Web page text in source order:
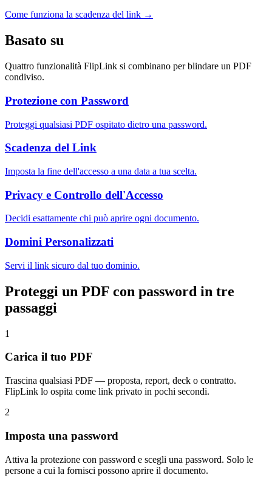
Come funziona la scadenza del link →
Basato su
Quattro funzionalità FlipLink si combinano per blindare un PDF
condiviso.
Protezione con Password
Proteggi qualsiasi PDF ospitato dietro una password.
Scadenza del Link
Imposta la fine dell'accesso a una data a tua scelta.
Privacy e Controllo dell'Accesso
Decidi esattamente chi può aprire ogni documento.
Domini Personalizzati
Servi il link sicuro dal tuo dominio.
Proteggi un PDF con password in tre
passaggi
1
Carica il tuo PDF
Trascina qualsiasi PDF — proposta, report, deck o contratto.
FlipLink lo ospita come link privato in pochi secondi.
2
Imposta una password
Attiva la protezione con password e scegli una password. Solo le
persone a cui la fornisci possono aprire il documento.